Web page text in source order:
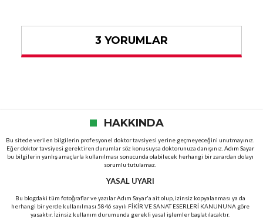
3 YORUMLAR
HAKKINDA
Bu sitede verilen bilgilerin profesyonel doktor tavsiyesi yerine geçmeyeceğini unutmayınız.
Eğer doktor tavsiyesi gerektiren durumlar söz konusuysa doktorunuza danışınız. Adım Sayar
bu bilgilerin yanlış amaçlarla kullanılması sonucunda olabilecek herhangi bir zarardan dolayı
sorumlu tutulamaz.
YASAL UYARI
Bu blogdaki tüm fotoğraflar ve yazılar Adım Sayar'a ait olup, izinsiz kopyalanması ya da
herhangi bir yerde kullanılması 5846 sayılı FİKİR VE SANAT ESERLERİ KANUNUNA göre
yasaktır. İzinsiz kullanım durumunda gerekli yasal işlemler başlatılacaktır.